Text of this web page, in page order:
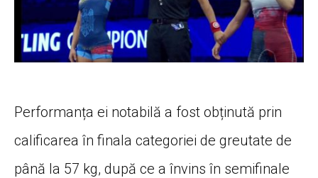
Performanța ei notabilă a fost obținută prin
calificarea în finala categoriei de greutate de
până la 57 kg, după ce a învins în semifinale